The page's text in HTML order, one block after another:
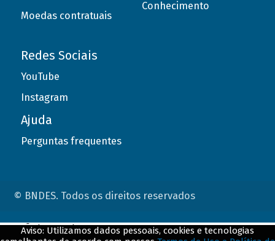
Moedas contratuais
Conhecimento
Redes Sociais
YouTube
Instagram
Ajuda
Perguntas frequentes
© BNDES. Todos os direitos reservados
Aviso: Utilizamos dados pessoais, cookies e tecnologias
ConteÃºdo complementar